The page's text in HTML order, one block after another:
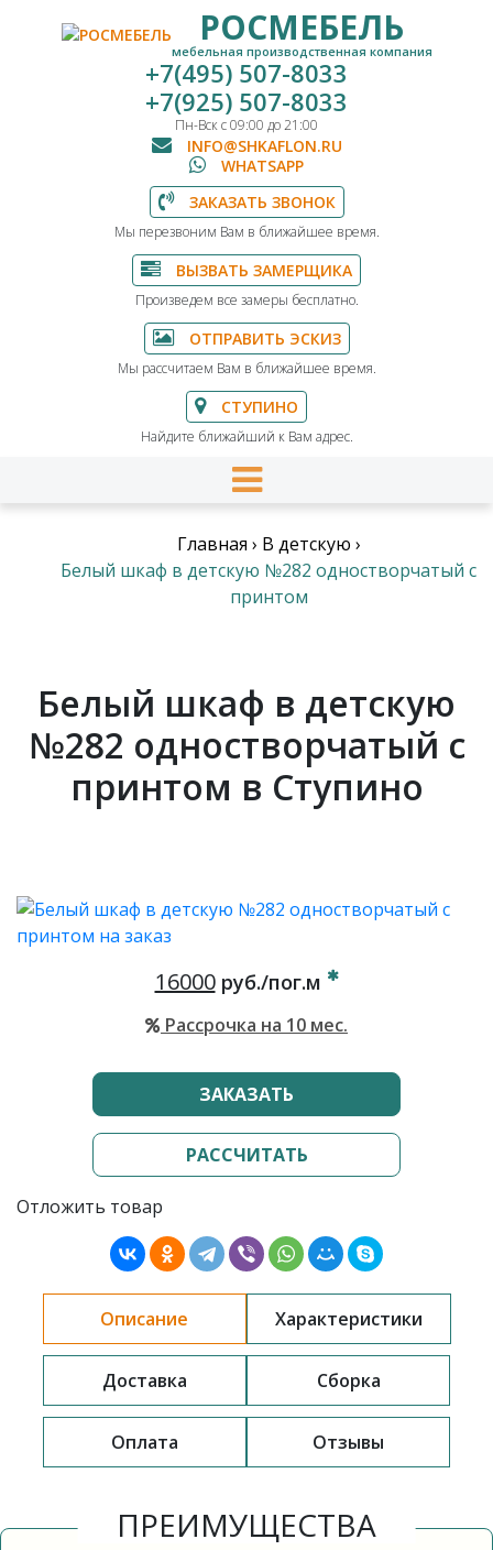
РОСМЕБЕЛЬ
мебельная производственная компания
+7(495) 507-8033
+7(925) 507-8033
Пн-Вск с 09:00 до 21:00
INFO@SHKAFLON.RU
WHATSAPP
ЗАКАЗАТЬ ЗВОНОК
Мы перезвоним Вам в ближайшее время.
ВЫЗВАТЬ ЗАМЕРЩИКА
Произведем все замеры бесплатно.
ОТПРАВИТЬ ЭСКИЗ
Мы рассчитаем Вам в ближайшее время.
СТУПИНО
Найдите ближайший к Вам адрес.
Главная › В детскую ›
Белый шкаф в детскую №282 одностворчатый с
принтом
Белый шкаф в детскую
№282 одностворчатый с
принтом в Ступино
16000руб./пог.м
Рассрочка на 10 мес.
ЗАКАЗАТЬ
РАССЧИТАТЬ
Отложить товар
Описание Характеристики
Доставка Сборка
Оплата Отзывы
ПРЕИМУЩЕСТВА